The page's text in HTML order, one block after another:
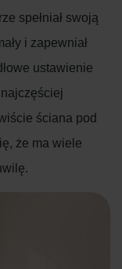
spełniał swoją
i zapewniał
ustawienie
ściana pod
że ma wiele